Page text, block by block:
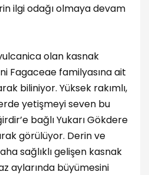
ilgi odağı olmaya devam
olan kasnak
Fagaceae familyasına ait
biliniyor. Yüksek rakımlı,
yetişmeyi seven bu
bağlı Yukarı Gökdere
görülüyor. Derin ve
sağlıklı gelişen kasnak
aylarında büyümesini